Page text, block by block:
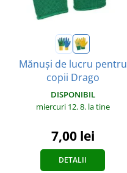
Mănuși de lucru pentru
copii Drago
DISPONIBIL
miercuri 12. 8. la tine
7,00 lei
DETALII